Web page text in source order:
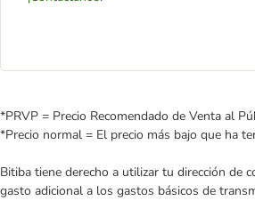
*PRVP = Precio Recomendado de Venta al
*Precio normal = El precio más bajo que ha
Bitiba tiene derecho a utilizar tu dirección de
gasto adicional a los gastos básicos de